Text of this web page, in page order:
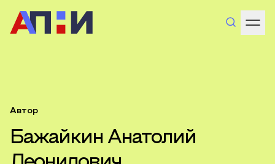
Автор
Бажайкин Анатолий